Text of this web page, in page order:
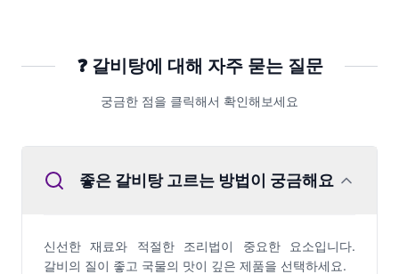
❓ 갈비탕에 대해 자주 묻는 질문
궁금한 점을 클릭해서 확인해보세요
좋은 갈비탕 고르는 방법이 궁금해요
신선한 재료와 적절한 조리법이 중요한 요소입니다.
갈비의 질이 좋고 국물의 맛이 깊은 제품을 선택하세요.